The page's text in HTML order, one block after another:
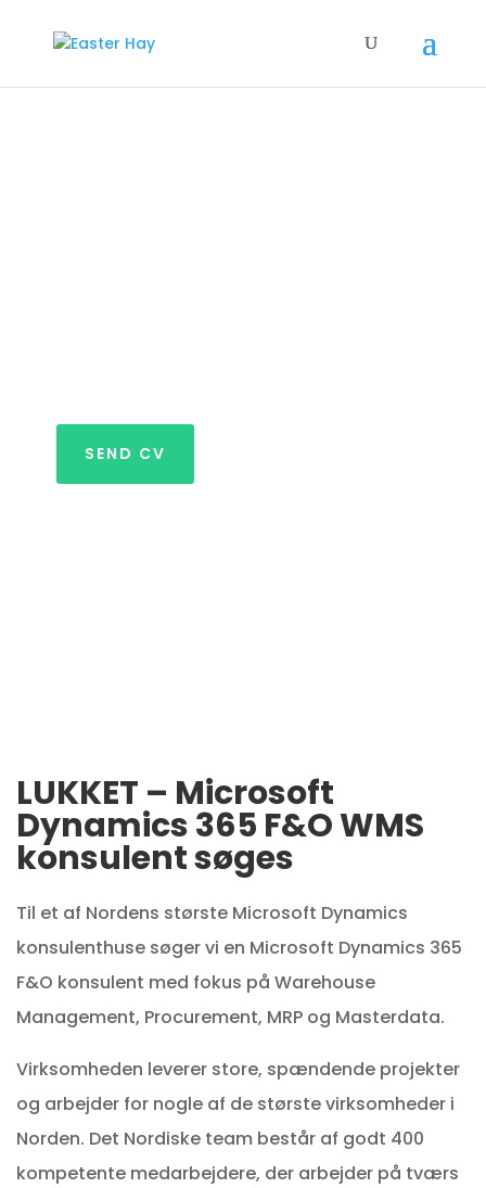
SEND CV
LUKKET – Microsoft
Dynamics 365 F&O WMS
konsulent søges
Til et af Nordens største Microsoft Dynamics
konsulenthuse søger vi en Microsoft Dynamics 365
F&O konsulent med fokus på Warehouse
Management, Procurement, MRP og Masterdata.
Virksomheden leverer store, spændende projekter
og arbejder for nogle af de største virksomheder i
Norden. Det Nordiske team består af godt 400
kompetente medarbejdere, der arbejder på tværs